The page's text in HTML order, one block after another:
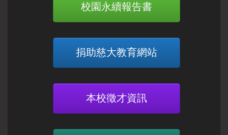
校園永續報告書
捐助慈大教育網站
本校徵才資訊